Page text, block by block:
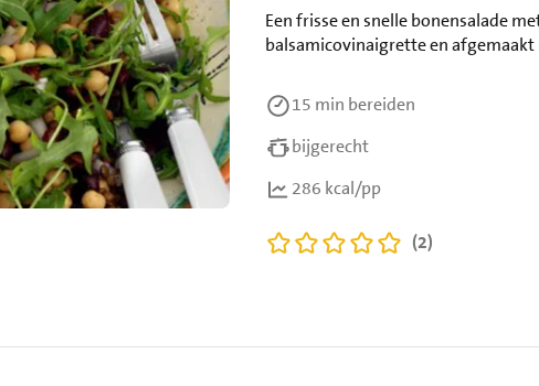
Een frisse en snelle bonensalade
balsamicovinaigrette en
15 min bereiden
bijgerecht
286 kcal/pp
(2)